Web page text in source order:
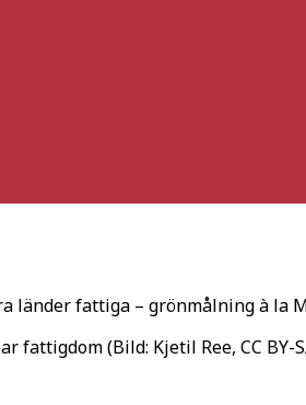
länder fattiga – grönmålning à la
fattigdom (Bild: Kjetil Ree, CC BY-